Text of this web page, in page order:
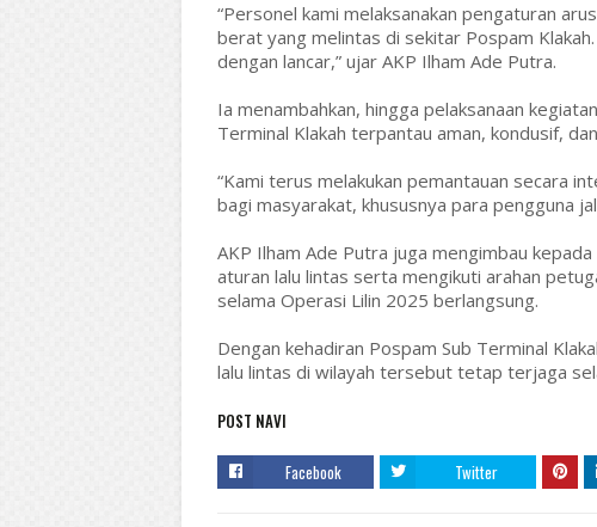
“Personel kami melaksanakan pengaturan
berat yang melintas di sekitar Pospam
dengan lancar,” ujar AKP Ilham Ade Putra.
Ia menambahkan, hingga pelaksanaan
Terminal Klakah terpantau aman, kondusif,
“Kami terus melakukan pemantauan secara
bagi masyarakat, khususnya para pengguna
AKP Ilham Ade Putra juga mengimbau
aturan lalu lintas serta mengikuti arahan
selama Operasi Lilin 2025 berlangsung.
Dengan kehadiran Pospam Sub Terminal
lalu lintas di wilayah tersebut tetap terjaga
POST NAVI
Facebook Twitter